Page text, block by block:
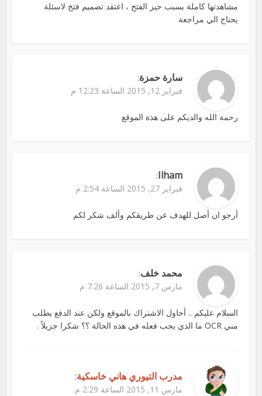
مشاهدتها كاملة بسبب حيز الفتح ، اعتقد تصميم فتخ لاسئلة
يحتاج الي مراجعة
سارة حمزة:
فبراير 12, 2015 الساعة 12:23 م
رحمة الله والديكم على هذة الموقع
Ilham
:
فبراير 27, 2015 الساعة 2:54 م
أرجو ان أصل للهدف عن طريقكم وألف شكر لكم
محمد خلف:
مارس 7, 2015 الساعة 7:26 م
السلام عليكم .. أحاول الاشتراك بالموقع ولكن عند الدفع يطلب
مني OCR ما الذي يجب فعله في هذه الحالة ؟؟ شكرا جزيلاً .
مدرب التيوري هاني خاسكية:
مارس 11, 2015 الساعة 2:29 م